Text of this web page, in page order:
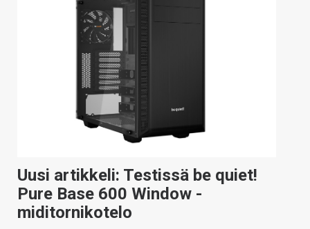
Uusi artikkeli: Testissä be quiet!
Pure Base 600 Window -
miditornikotelo